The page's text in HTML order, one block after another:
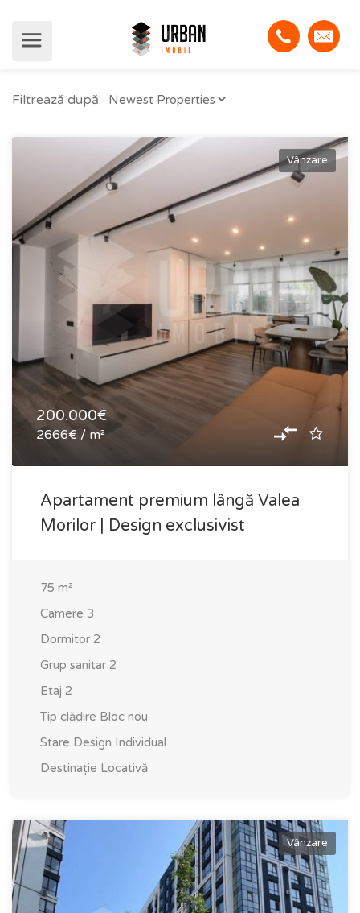
Filtrează după:
Vânzare
200.000€
2666€ / m²
Apartament premium lângă Valea
Morilor | Design exclusivist
75 m²
Camere 3
Dormitor 2
Grup sanitar 2
Etaj 2
Tip clădire Bloc nou
Stare Design Individual
Destinație Locativă
Vânzare